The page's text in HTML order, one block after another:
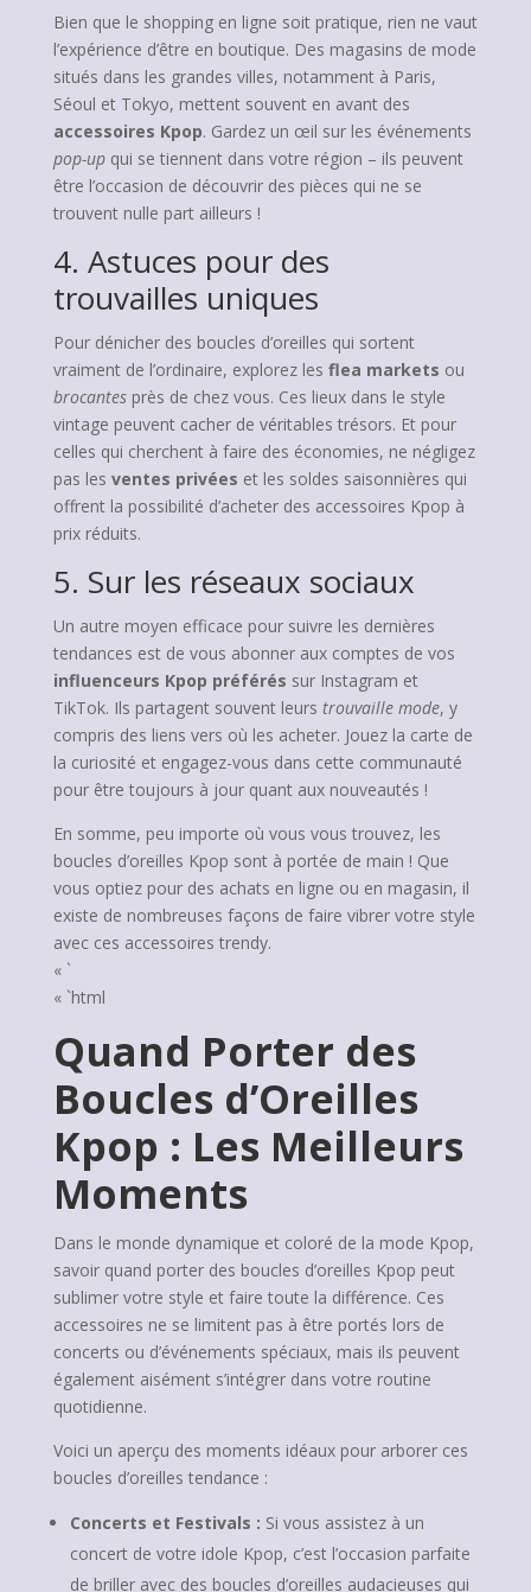
Bien que le shopping en ligne soit pratique, rien ne vaut
l’expérience d’être en boutique. Des magasins de mode
situés dans les grandes villes, notamment à Paris,
Séoul et Tokyo, mettent souvent en avant des
accessoires Kpop. Gardez un œil sur les événements
pop-upqui se tiennent dans votre région – ils peuvent
être l’occasion de découvrir des pièces qui ne se
trouvent nulle part ailleurs !
4. Astuces pour des
trouvailles uniques
Pour dénicher des boucles d’oreilles qui sortent
vraiment de l’ordinaire, explorez les flea markets ou
brocantesprès de chez vous. Ces lieux dans le style
vintage peuvent cacher de véritables trésors. Et pour
celles qui cherchent à faire des économies, ne négligez
pas les ventes privées et les soldes saisonnières qui
offrent la possibilité d’acheter des accessoires Kpop à
prix réduits.
5. Sur les réseaux sociaux
Un autre moyen efficace pour suivre les dernières
tendances est de vous abonner aux comptes de vos
influenceurs Kpop préférés sur Instagram et
TikTok. Ils partagent souvent leurs trouvaille mode, y
compris des liens vers où les acheter. Jouez la carte de
la curiosité et engagez-vous dans cette communauté
pour être toujours à jour quant aux nouveautés !
En somme, peu importe où vous vous trouvez, les
boucles d’oreilles Kpop sont à portée de main ! Que
vous optiez pour des achats en ligne ou en magasin, il
existe de nombreuses façons de faire vibrer votre style
avec ces accessoires trendy.
« `
« `html
Quand Porter des
Boucles d’Oreilles
Kpop : Les Meilleurs
Moments
Dans le monde dynamique et coloré de la mode Kpop,
savoir quand porter des boucles d’oreilles Kpop peut
sublimer votre style et faire toute la différence. Ces
accessoires ne se limitent pas à être portés lors de
concerts ou d’événements spéciaux, mais ils peuvent
également aisément s’intégrer dans votre routine
quotidienne.
Voici un aperçu des moments idéaux pour arborer ces
boucles d’oreilles tendance :
Concerts et Festivals : Si vous assistez à un
concert de votre idole Kpop, c’est l’occasion parfaite
de briller avec des boucles d’oreilles audacieuses qui